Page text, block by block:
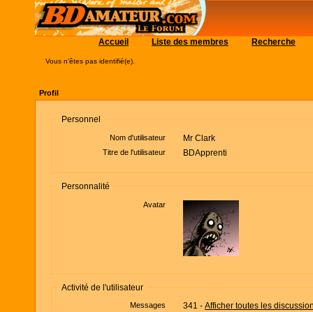
Accueil Liste des membres Recherche
Vous n'êtes pas identifié(e).
Profil
Personnel
Nom d'utilisateur Mr Clark
Titre de l'utilisateur BDApprenti
Personnalité
Avatar
Activité de l'utilisateur
Messages 341 -Afficher toutes les